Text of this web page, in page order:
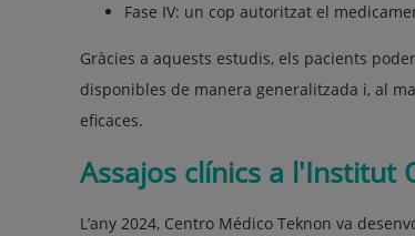
Fase IV: un cop autoritzat el
Gràcies a aquests estudis, els pacients
disponibles de manera generalitzada i, al
eficaces.
Assajos clínics a l'Institut
L’any 2024, Centro Médico Teknon va